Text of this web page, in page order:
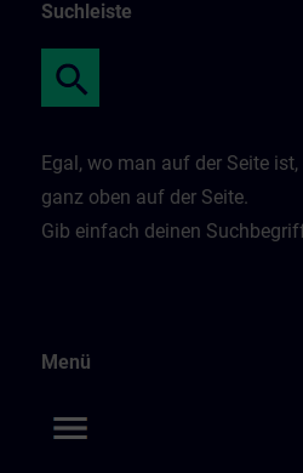
Suchleiste
Egal, wo man auf der Seite
ganz oben auf der Seite.
Gib einfach deinen
Menü